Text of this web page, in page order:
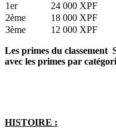
1er 24 000 XPF
2ème
18 000 XPF
3ème
12 000 XPF
Les primes du classement
avec les primes par
HISTOIRE :